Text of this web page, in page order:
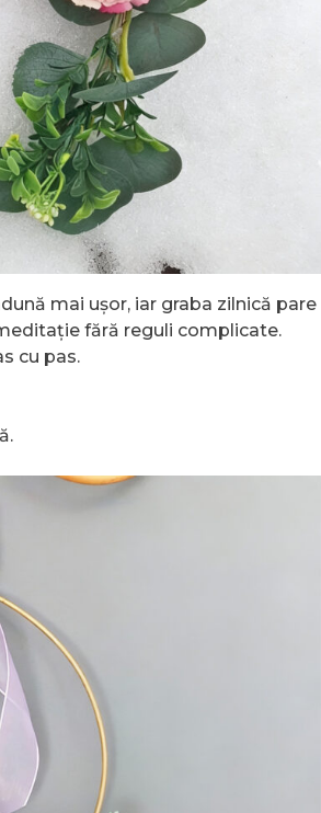
mai ușor, iar graba zilnică pare
fără reguli complicate.
cu pas.